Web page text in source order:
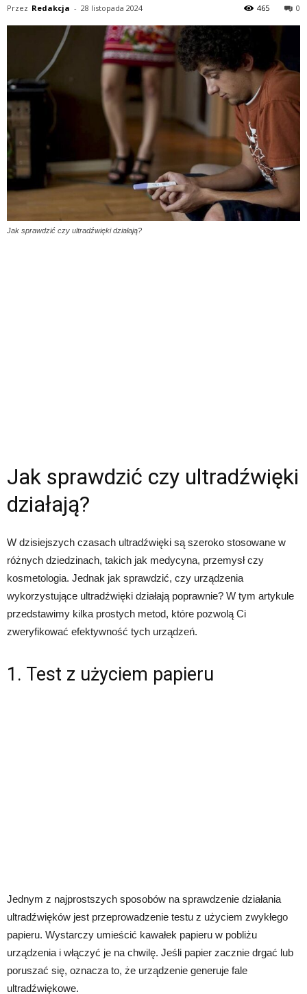
Przez Redakcja - 28 listopada 2024 0
465
Jak sprawdzić czy ultradźwięki działają?
Jak sprawdzić czy ultradźwięki
działają?
W dzisiejszych czasach ultradźwięki są szeroko stosowane w
różnych dziedzinach, takich jak medycyna, przemysł czy
kosmetologia. Jednak jak sprawdzić, czy urządzenia
wykorzystujące ultradźwięki działają poprawnie? W tym artykule
przedstawimy kilka prostych metod, które pozwolą Ci
zweryfikować efektywność tych urządzeń.
1. Test z użyciem papieru
Jednym z najprostszych sposobów na sprawdzenie działania
ultradźwięków jest przeprowadzenie testu z użyciem zwykłego
papieru. Wystarczy umieścić kawałek papieru w pobliżu
urządzenia i włączyć je na chwilę. Jeśli papier zacznie drgać lub
poruszać się, oznacza to, że urządzenie generuje fale
ultradźwiękowe.